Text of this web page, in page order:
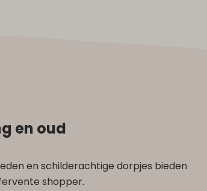
en oud
en schilderachtige dorpjes bieden
shopper.